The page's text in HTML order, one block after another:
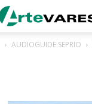
AUDIOGUIDE SEPRIO